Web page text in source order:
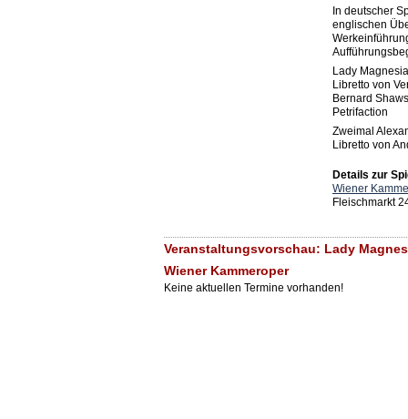
In deutscher
englischen
Lady
Libretto von
Bernard
Petrifaction
Zweimal
Libretto von
Details zur
Wiener
Fleischmarkt
Veranstaltungsvorschau: Lady
Wiener Kammeroper
Keine aktuellen Termine vorhanden!